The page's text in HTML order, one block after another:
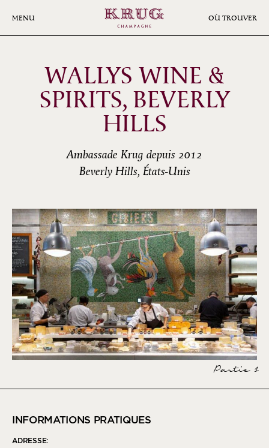
MENU OÙ TROUVER
WALLYS WINE &
SPIRITS, BEVERLY
HILLS
Ambassade Krug depuis 2012
Beverly Hills, États-Unis
Partie 1
INFORMATIONS PRATIQUES
ADRESSE: